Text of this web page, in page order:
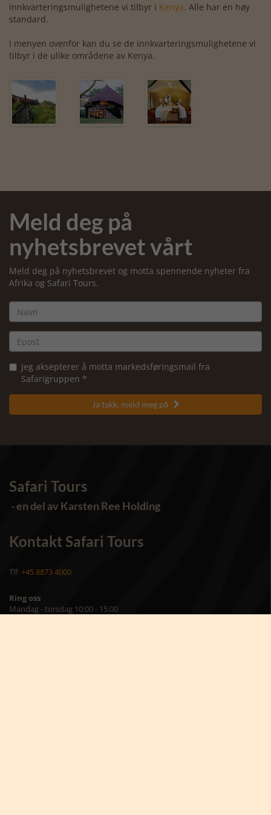
innkvarteringsmulighetene vi tilbyr i Kenya. Alle har en høy
standard.
I menyen ovenfor kan du se de innkvarteringsmulighetene vi
tilbyr i de ulike områdene av Kenya.
Meld deg på
nyhetsbrevet vårt
Meld deg på nyhetsbrevet og motta spennende nyheter fra
Afrika og Safari Tours.
Jeg aksepterer å motta markedsføringsmail fra
Safarigruppen *
Ja takk, meld meg på 
Safari Tours
- en del av Karsten Ree Holding
Kontakt Safari Tours
Tlf: +45 8873 4000
Ring oss
Mandag - torsdag 10:00 - 15:00